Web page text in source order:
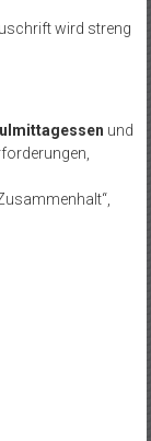
wird streng
und